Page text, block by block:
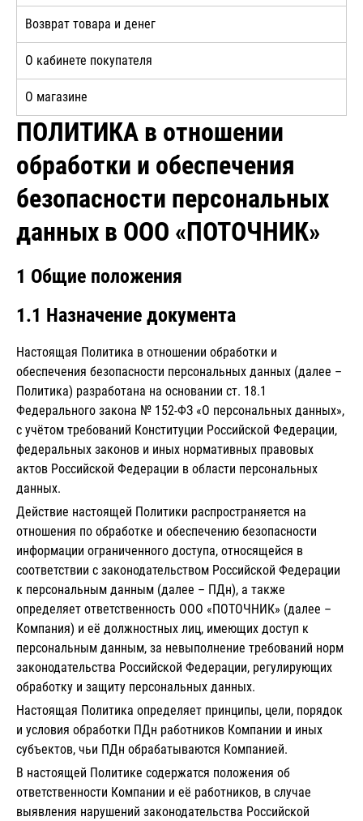
ПОЛИТИКА в отношении
обработки и обеспечения
безопасности персональных
данных в ООО «ПОТОЧНИК»
1 Общие положения
1.1 Назначение документа
Настоящая Политика в отношении обработки и
обеспечения безопасности персональных данных (далее –
Политика) разработана на основании ст. 18.1
Федерального закона № 152-ФЗ «О персональных данных»,
с учётом требований Конституции Российской Федерации,
федеральных законов и иных нормативных правовых
актов Российской Федерации в области персональных
данных.
Действие настоящей Политики распространяется на
отношения по обработке и обеспечению безопасности
информации ограниченного доступа, относящейся в
соответствии с законодательством Российской Федерации
к персональным данным (далее – ПДн), а также
определяет ответственность ООО «ПОТОЧНИК» (далее –
Компания) и её должностных лиц, имеющих доступ к
персональным данным, за невыполнение требований норм
законодательства Российской Федерации, регулирующих
обработку и защиту персональных данных.
Настоящая Политика определяет принципы, цели, порядок
и условия обработки ПДн работников Компании и иных
субъектов, чьи ПДн обрабатываются Компанией.
В настоящей Политике содержатся положения об
ответственности Компании и её работников, в случае
выявления нарушений законодательства Российской
Возврат товара и денег
О кабинете покупателя
О магазине